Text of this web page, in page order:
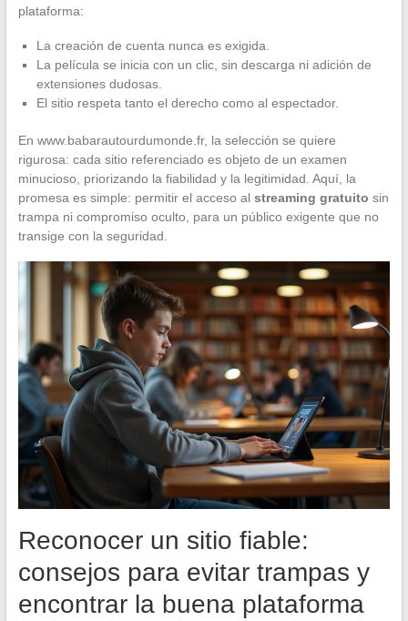
plataforma:
La creación de cuenta nunca es exigida.
La película se inicia con un clic, sin descarga ni adición de
extensiones dudosas.
El sitio respeta tanto el derecho como al espectador.
En www.babarautourdumonde.fr, la selección se quiere
rigurosa: cada sitio referenciado es objeto de un examen
minucioso, priorizando la fiabilidad y la legitimidad. Aquí, la
promesa es simple: permitir el acceso al streaming gratuito sin
trampa ni compromiso oculto, para un público exigente que no
transige con la seguridad.
Reconocer un sitio fiable:
consejos para evitar trampas y
encontrar la buena plataforma